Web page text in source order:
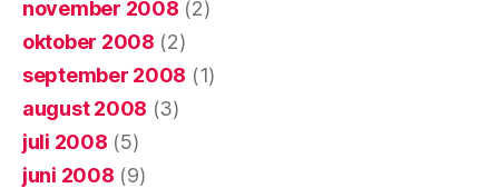
november 2008 (2)
oktober 2008 (2)
september 2008 (1)
august 2008 (3)
juli 2008 (5)
juni 2008 (9)